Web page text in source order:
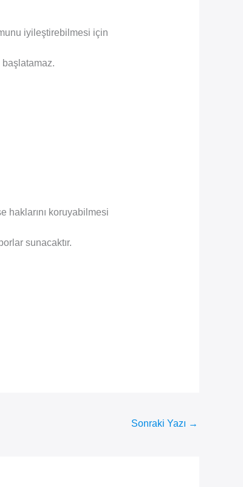
iyileştirebilmesi için
haklarını koruyabilmesi
sunacaktır.
Sonraki Yazı →